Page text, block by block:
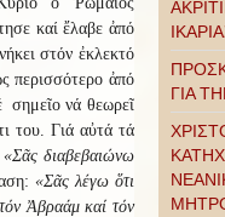
καί ἔλαβε ἀπό
στόν ἐκλεκτό
περισσότερο ἀπό
σημεῖο νά θεωρεῖ
του. Γιά αὐτά τά
«Σᾶς διαβεβαιώνω
«Σᾶς λέγω ὅτι
Ἀβραάμ καί τόν
ΓΙΑ